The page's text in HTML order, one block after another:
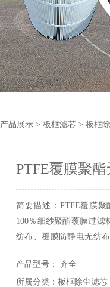
产品展示 > 板框滤芯 > 板框
PTFE覆膜聚
简要描述：PTFE覆膜
100％细纱聚酯覆膜过滤
纺布、覆膜防静电无纺
滤毡,彭胶棉等材料采用
产品型号： 齐全
所属分类：板框除尘滤芯